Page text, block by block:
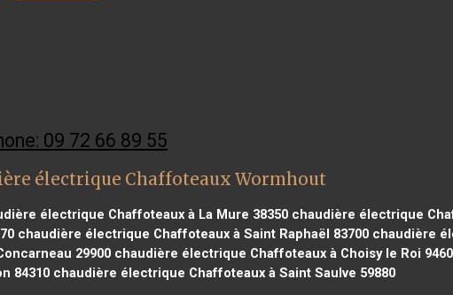
09 72 66 89 55
électrique Chaffoteaux Wormhout
électrique Chaffoteaux à La Mure 38350 chaudière électrique
chaudière électrique Chaffoteaux à Saint Raphaël 83700chaudière
29900 chaudière électrique Chaffoteaux à Choisy le Roi
84310chaudière électrique Chaffoteaux à Saint Saulve 59880